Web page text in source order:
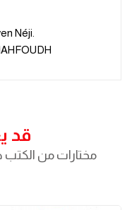
Néji
قد
مختارات من